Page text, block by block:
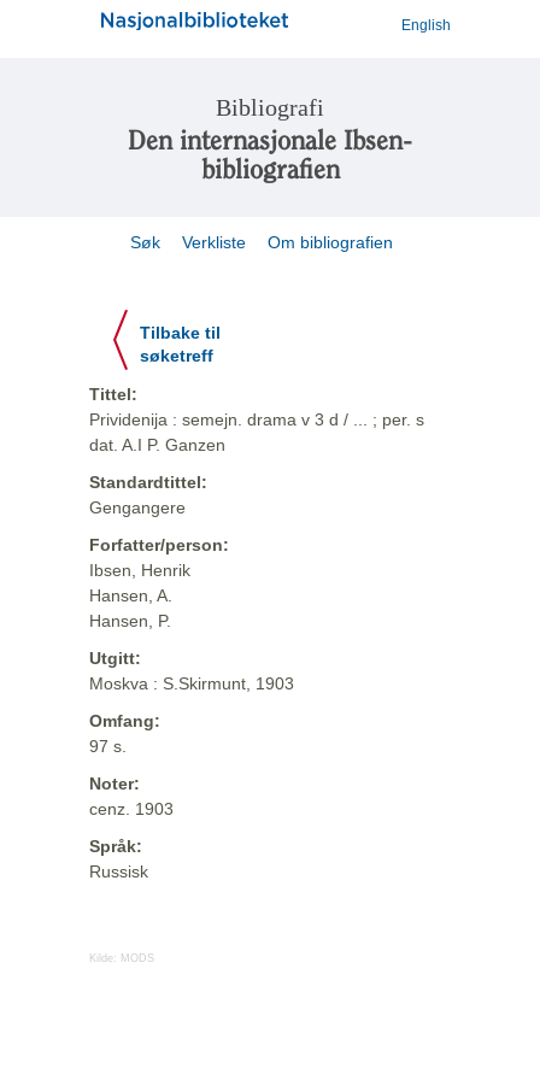
English
Bibliografi
Den internasjonale Ibsen-
bibliografien
Søk Verkliste Om bibliografien
Tilbake til
søketreff
Tittel:
Prividenija : semejn. drama v 3 d / ... ; per. s
dat. A.I P. Ganzen
Standardtittel:
Gengangere
Forfatter/person:
Ibsen, Henrik
Hansen, A.
Hansen, P.
Utgitt:
Moskva : S.Skirmunt, 1903
Omfang:
97 s.
Noter:
cenz. 1903
Språk:
Russisk
Kilde: MODS